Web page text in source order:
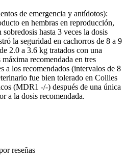
de emergencia y antídotos):
en hembras en reproducción,
sobredosis hasta 3 veces la dosis
la seguridad en cachorros de 8 a 9
2.0 a 3.6 kg tratados con una
recomendada en tres
a los recomendados (intervalos de 8
fue bien tolerado en Collies
(MDR1 -/-) después de una única
a la dosis recomendada.
reseñas